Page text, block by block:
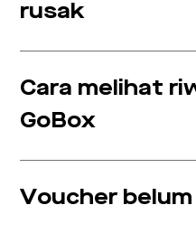
rusak
Cara melihat
GoBox
Voucher